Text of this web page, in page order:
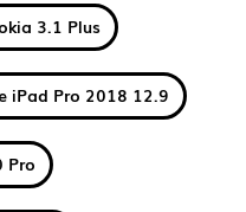
3.1 Plus
iPad Pro 2018 12.9
Pro